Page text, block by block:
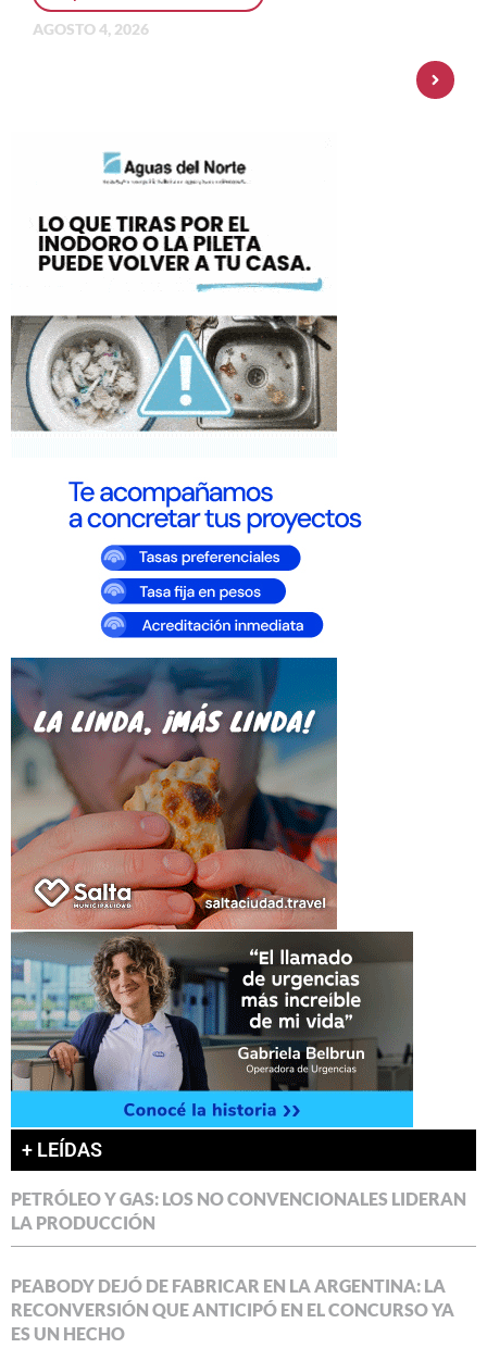
AGOSTO 4, 2026
+ LEÍDAS
PETRÓLEO Y GAS: LOS NO CONVENCIONALES LIDERAN
LA PRODUCCIÓN
PEABODY DEJÓ DE FABRICAR EN LA ARGENTINA: LA
RECONVERSIÓN QUE ANTICIPÓ EN EL CONCURSO YA
ES UN HECHO